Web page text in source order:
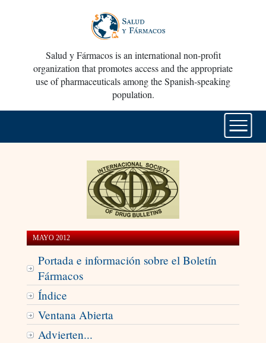
Salud y Fármacos is an international non-profit
organization that promotes access and the appropriate
use of pharmaceuticals among the Spanish-speaking
population.
MAYO 2012
Portada e información sobre el Boletín
Fármacos
Índice
Ventana Abierta
Advierten...